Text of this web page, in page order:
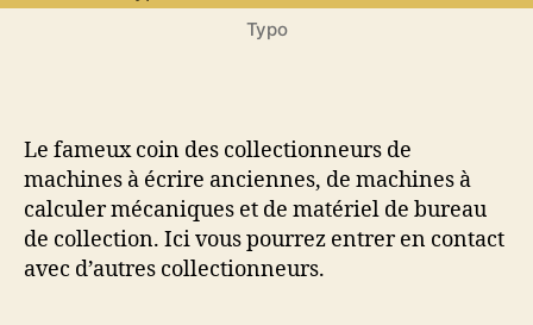
Typo
Le fameux coin des collectionneurs de
machines à écrire anciennes, de machines à
calculer mécaniques et de matériel de bureau
de collection. Ici vous pourrez entrer en contact
avec d’autres collectionneurs.